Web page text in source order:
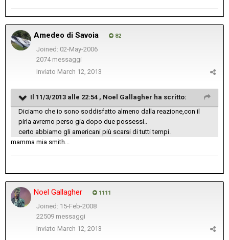
Amedeo di Savoia 82
Joined: 02-May-2006
2074 messaggi
Inviato March 12, 2013
Il 11/3/2013 alle 22:54 , Noel Gallagher ha scritto:
Diciamo che io sono soddisfatto almeno dalla reazione,con il
pirla avremo perso gia dopo due possessi..
certo abbiamo gli americani più scarsi di tutti tempi.
mamma mia smith...
Noel Gallagher 1111
Joined: 15-Feb-2008
22509 messaggi
Inviato March 12, 2013